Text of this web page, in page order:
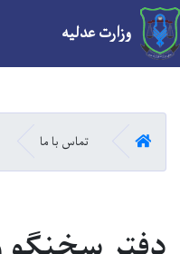
وزارت عدلیه
HOME تماس با ما